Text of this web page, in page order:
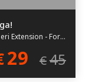
- Forlì (FC)
29 €45